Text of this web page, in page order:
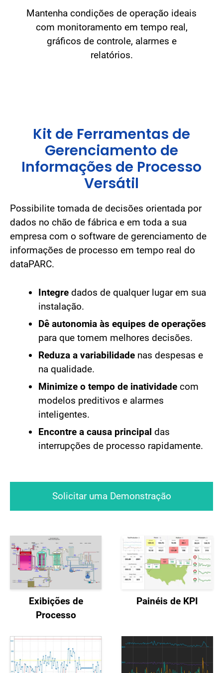
Mantenha condições de operação ideais
com monitoramento em tempo real,
gráficos de controle, alarmes e
relatórios.
Exibições de
Processo
Painéis de KPI
Kit de Ferramentas de
Gerenciamento de
Informações de Processo
Versátil
Possibilite tomada de decisões orientada por
dados no chão de fábrica e em toda a sua
empresa com o software de gerenciamento de
informações de processo em tempo real do
dataPARC.
Integre dados de qualquer lugar em sua
instalação.
Dê autonomia às equipes de operações
para que tomem melhores decisões.
Reduza a variabilidade nas despesas e
na qualidade.
Minimize o tempo de inatividade com
modelos preditivos e alarmes
inteligentes.
Encontre a causa principal das
interrupções de processo rapidamente.
Solicitar uma Demonstração